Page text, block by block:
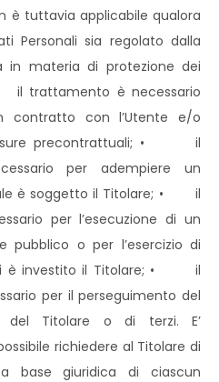
è tuttavia applicabile qualora
Personali sia regolato dalla
in materia di protezione dei
trattamento è necessario
contratto con l’Utente e/o
precontrattuali; • il
per adempiere un
è soggetto il Titolare; • il
per l’esecuzione di un
pubblico o per l’esercizio di
è investito il Titolare; • il
per il perseguimento del
del Titolare o di terzi. E’
richiedere al Titolare di
base giuridica di ciascun